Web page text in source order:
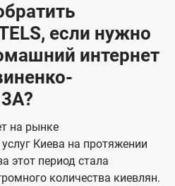
если нужно
интернет
на рынке
Киева на протяжении
этот период стала
количества киевлян.